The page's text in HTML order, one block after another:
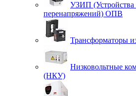
УЗИП
перенапряжений) ОПВ
Трансформаторы
Низковольтные
(НКУ)